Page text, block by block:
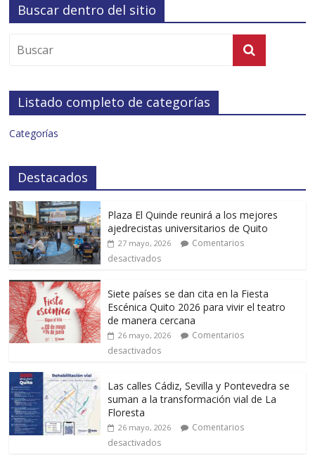
Buscar dentro del sitio
Listado completo de categorías
Categorías
Destacados
Plaza El Quinde reunirá a los mejores
ajedrecistas universitarios de Quito
27 mayo, 2026
Comentarios
desactivados
Siete países se dan cita en la Fiesta
Escénica Quito 2026 para vivir el teatro
de manera cercana
26 mayo, 2026
Comentarios
desactivados
Las calles Cádiz, Sevilla y Pontevedra se
suman a la transformación vial de La
Floresta
26 mayo, 2026
Comentarios
desactivados